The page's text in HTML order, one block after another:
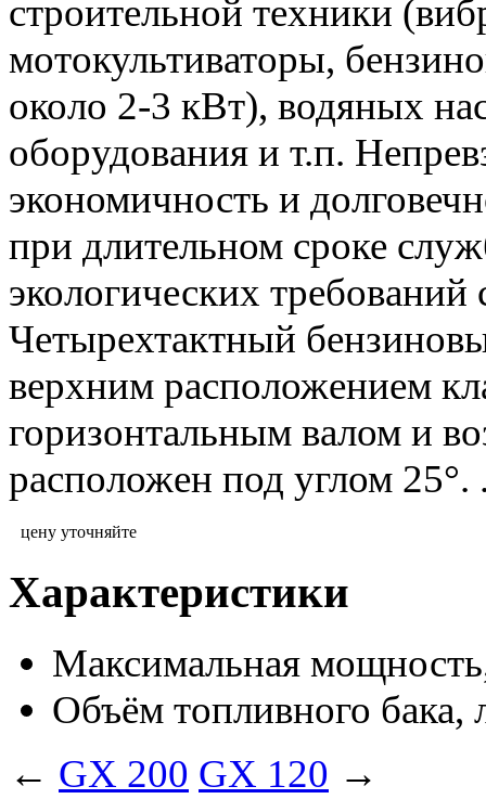
строительной техники
мотокультиваторы,
около 2-3 кВт), водяных
оборудования и т.п.
экономичность и
при длительном сроке
экологических
Четырехтактный
верхним расположением
горизонтальным валом и
расположен под углом 25°.
цену уточняйте
Характеристики
Максимальная
Объём топливного бака,
← GX 200 GX 120 →